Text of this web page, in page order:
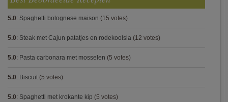
5.0: Spaghetti bolognese maison (15 votes)
5.0: Steak met Cajun patatjes en rodekoolsla (12 votes)
5.0: Pasta carbonara met mosselen (5 votes)
5.0: Biscuit (5 votes)
5.0: Spaghetti met krokante kip (5 votes)